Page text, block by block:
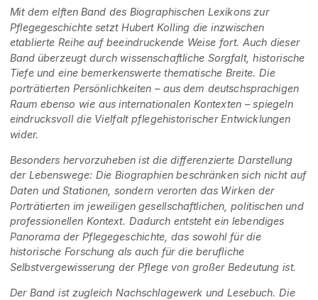
Mit dem elften Band des Biographischen Lexikons zur
Pflegegeschichte setzt Hubert Kolling die inzwischen
etablierte Reihe auf beeindruckende Weise fort. Auch dieser
Band überzeugt durch wissenschaftliche Sorgfalt, historische
Tiefe und eine bemerkenswerte thematische Breite. Die
porträtierten Persönlichkeiten – aus dem deutschsprachigen
Raum ebenso wie aus internationalen Kontexten – spiegeln
eindrucksvoll die Vielfalt pflegehistorischer Entwicklungen
wider.
Besonders hervorzuheben ist die differenzierte Darstellung
der Lebenswege: Die Biographien beschränken sich nicht auf
Daten und Stationen, sondern verorten das Wirken der
Porträtierten im jeweiligen gesellschaftlichen, politischen und
professionellen Kontext. Dadurch entsteht ein lebendiges
Panorama der Pflegegeschichte, das sowohl für die
historische Forschung als auch für die berufliche
Selbstvergewisserung der Pflege von großer Bedeutung ist.
Der Band ist zugleich Nachschlagewerk und Lesebuch. Die